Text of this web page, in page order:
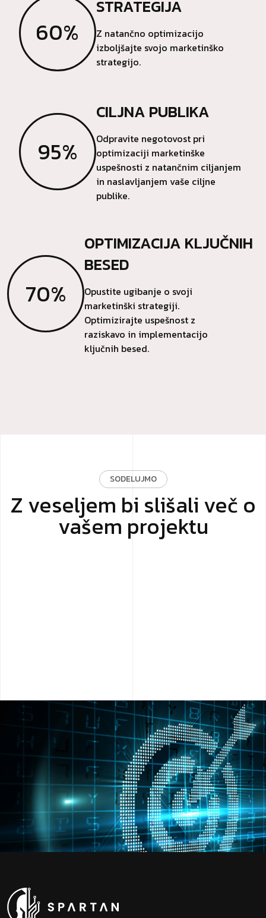
60%
STRATEGIJA
Z natančno optimizacijo
izboljšajte svojo marketinško
strategijo.
95%
CILJNA PUBLIKA
Odpravite negotovost pri
optimizaciji marketinške
uspešnosti z natančnim ciljanjem
in naslavljanjem vaše ciljne
publike.
70%
OPTIMIZACIJA KLJUČNIH
BESED
Opustite ugibanje o svoji
marketinški strategiji.
Optimizirajte uspešnost z
raziskavo in implementacijo
ključnih besed.
SODELUJMO
Z veseljem bi slišali več o
vašem projektu